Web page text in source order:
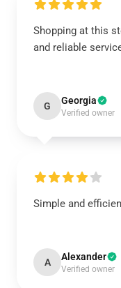
Shopping at this
and reliable
G Georgia
Verified owner
Simple and
A Alexander
Verified owner